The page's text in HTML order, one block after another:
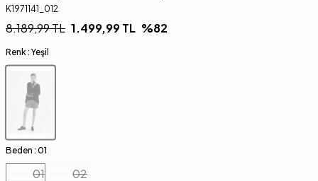
K1971141_012
8.189,99TL 1.499,99TL %82
Renk : Yeşil
Beden : 01
01 02